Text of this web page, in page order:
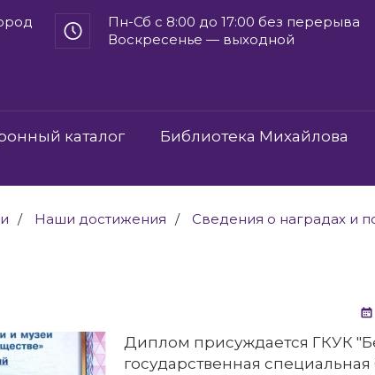
Пн-Сб с 8:00 до 17:00 без перерыва
Воскресенье — выходной
каталог
Библиотека Михайлова
Наши достижения Сведения о наградах и
Диплом присуждается ГКУК
государственная специальная